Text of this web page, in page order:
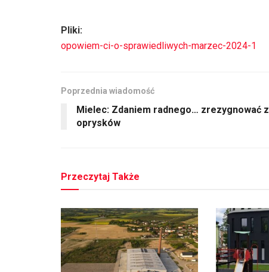
Pliki:
opowiem-ci-o-sprawiedliwych-marzec-2024-1
Poprzednia wiadomość
Mielec: Zdaniem radnego… zrezygnować z
oprysków
Przeczytaj Także